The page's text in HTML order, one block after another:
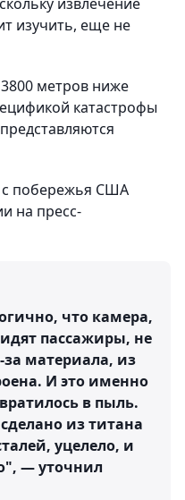
извлечение
изучить, еще не
метров ниже
катастрофы
побережья США
на пресс-
что камера,
пассажиры, не
материала, из
И это именно
в пыль.
из титана
уцелело, и
— уточнил